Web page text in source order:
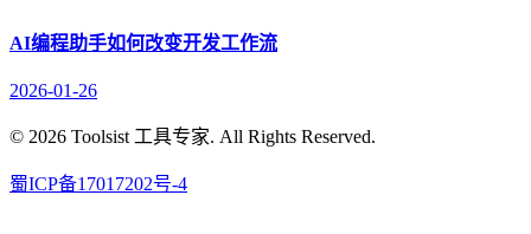
AI编程助手如何改变开发工作流
2026-01-26
© 2026 Toolsist 工具专家. All Rights Reserved.
蜀ICP备17017202号-4